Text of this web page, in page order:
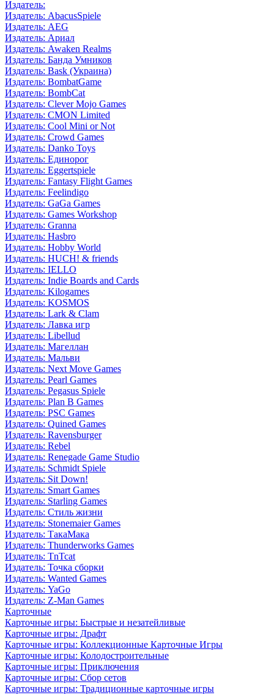
Издатель:
Издатель: AbacusSpiele
Издатель: AEG
Издатель: Ариал
Издатель: Awaken Realms
Издатель: Банда Умников
Издатель: Bask (Украина)
Издатель: BombatGame
Издатель: BombCat
Издатель: Clever Mojo Games
Издатель: CMON Limited
Издатель: Cool Mini or Not
Издатель: Crowd Games
Издатель: Danko Toys
Издатель: Единорог
Издатель: Eggertspiele
Издатель: Fantasy Flight Games
Издатель: Feelindigo
Издатель: GaGa Games
Издатель: Games Workshop
Издатель: Granna
Издатель: Hasbro
Издатель: Hobby World
Издатель: HUCH! & friends
Издатель: IELLO
Издатель: Indie Boards and Cards
Издатель: Kilogames
Издатель: KOSMOS
Издатель: Lark & Clam
Издатель: Лавка игр
Издатель: Libellud
Издатель: Магеллан
Издатель: Мальви
Издатель: Next Move Games
Издатель: Pearl Games
Издатель: Pegasus Spiele
Издатель: Plan B Games
Издатель: PSC Games
Издатель: Quined Games
Издатель: Ravensburger
Издатель: Rebel
Издатель: Renegade Game Studio
Издатель: Schmidt Spiele
Издатель: Sit Down!
Издатель: Smart Games
Издатель: Starling Games
Издатель: Стиль жизни
Издатель: Stonemaier Games
Издатель: ТакаМака
Издатель: Thunderworks Games
Издатель: TnTcat
Издатель: Точка сборки
Издатель: Wanted Games
Издатель: YaGo
Издатель: Z-Man Games
Карточные
Карточные игры: Быстрые и незатейливые
Карточные игры: Драфт
Карточные игры: Коллекционные Карточные Игры
Карточные игры: Колодостроительные
Карточные игры: Приключения
Карточные игры: Сбор сетов
Карточные игры: Традиционные карточные игры